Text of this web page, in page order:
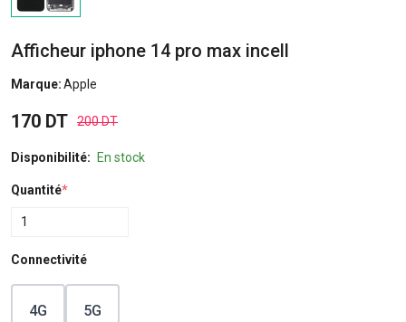
Afficheur iphone 14 pro max incell
Marque:Apple
170 DT 200 DT
Disponibilité: En stock
Quantité*
Connectivité
4G 5G